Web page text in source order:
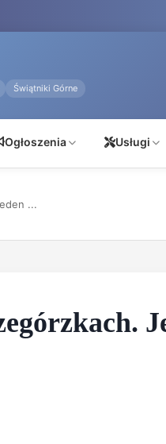
Świątniki Górne
Ogłoszenia Usługi
...